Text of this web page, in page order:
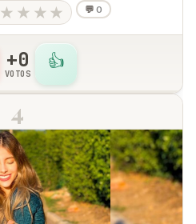
★ ★ ★ ★ 💬 0
👍
+0
VOTOS
4